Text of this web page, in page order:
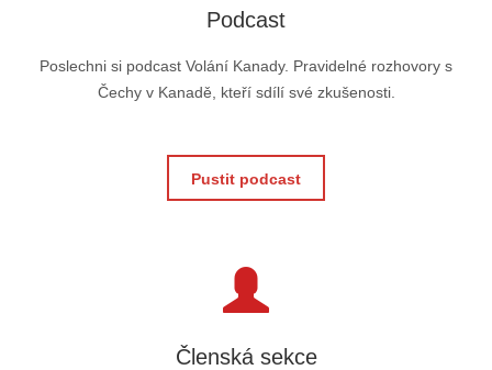
Podcast
Poslechni si podcast Volání Kanady. Pravidelné rozhovory s
Čechy v Kanadě, kteří sdílí své zkušenosti.
Pustit podcast
Členská sekce